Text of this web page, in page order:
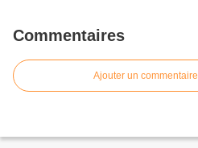
Commentaires
Ajouter un commentaire